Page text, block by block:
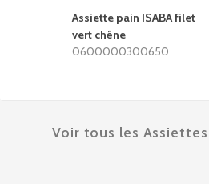
Assiette pain ISABA filet
vert chêne
0600000300650
Voir tous les